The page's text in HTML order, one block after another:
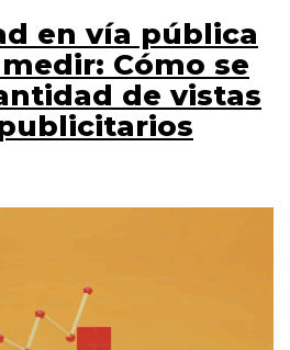
en vía pública
Cómo se
de vistas